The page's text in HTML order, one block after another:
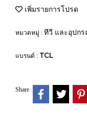
เพิ่มรายการโปรด
หมวดหมู่ : ทีวี และอุปก
แบรนด์ : TCL
Share